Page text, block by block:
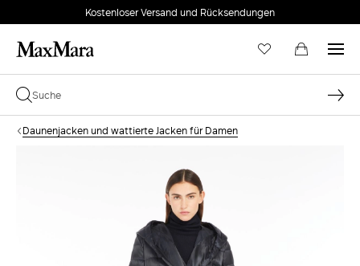
Kostenloser Versand und Rücksendungen
Daunenjacken und wattierte Jacken für Damen